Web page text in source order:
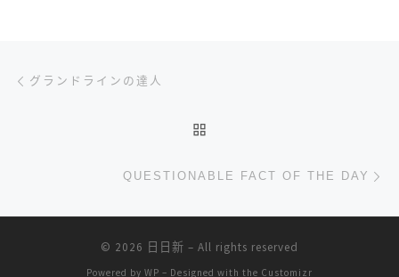
文章导航
グランドラインの達人
QUESTIONABLE FACT OF THE DAY
© 2026 日日新 – All rights reserved
Powered by WP – Designed with the Customizr